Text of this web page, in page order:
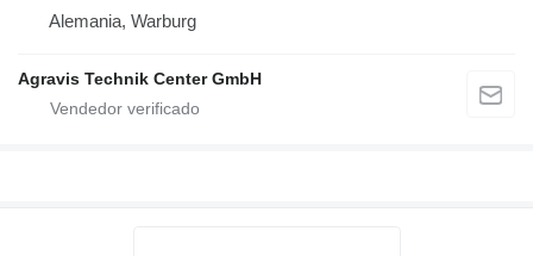
Alemania, Warburg
Agravis Technik Center GmbH